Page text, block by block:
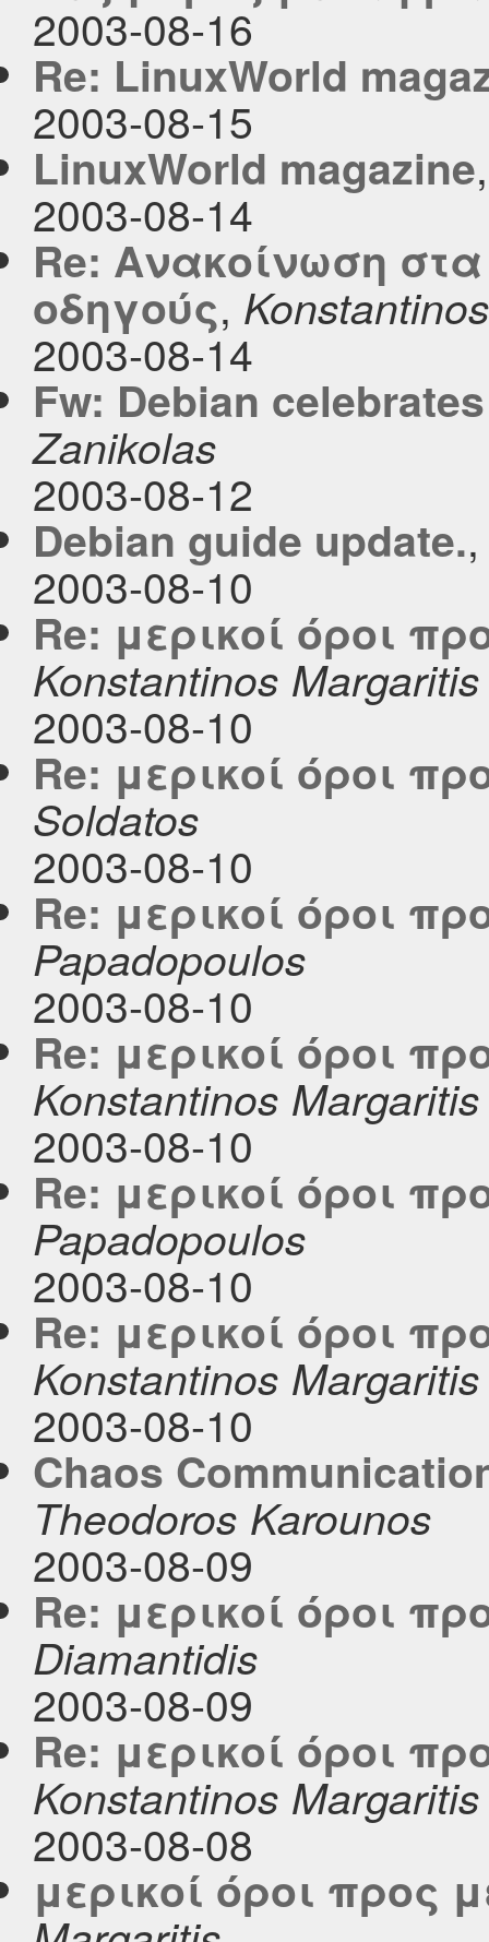
2003-08-16
Re: LinuxWorld
2003-08-15
LinuxWorld magazine
2003-08-14
Re: Aνακοίνωση
οδηγούς,
2003-08-14
Fw: Debian
Zanikolas
2003-08-12
Debian guide update.
2003-08-10
Re: μερικοί όροι
Konstantinos Margaritis
2003-08-10
Re: μερικοί όροι
Soldatos
2003-08-10
Re: μερικοί όροι
Papadopoulos
2003-08-10
Re: μερικοί όροι
Konstantinos Margaritis
2003-08-10
Re: μερικοί όροι
Papadopoulos
2003-08-10
Re: μερικοί όροι
Konstantinos Margaritis
2003-08-10
Chaos
Theodoros Karounos
2003-08-09
Re: μερικοί όροι
Diamantidis
2003-08-09
Re: μερικοί όροι
Konstantinos Margaritis
2003-08-08
μερικοί όροι προς